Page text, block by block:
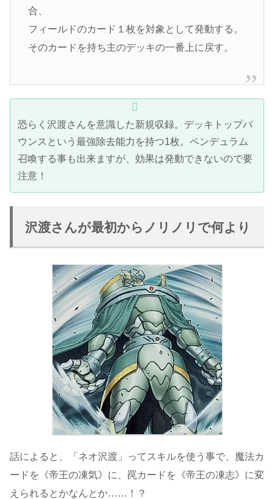
合、
フィールドのカード１枚を対象として発動する。
そのカードを持ち主のデッキの一番上に戻す。
恐らく沢渡さんを意識した新規収録。デッキトップバ
ウンスという最強除去能力を持つ1枚。ペンデュラム
召喚する事も出来ますが、効果は発動できないので要
注意！
沢渡さんが最初からノリノリで何より
話によると、「ネオ沢渡」ってスキルを使う事で、魔法カ
ードを《帝王の凍気》に、罠カードを《帝王の凍志》に変
えられるとかなんとか……！？